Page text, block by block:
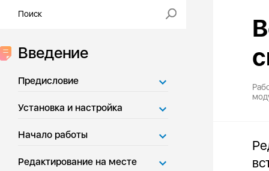
Введение
Предисловие
Установка и настройка
Начало работы
Редактирование на месте